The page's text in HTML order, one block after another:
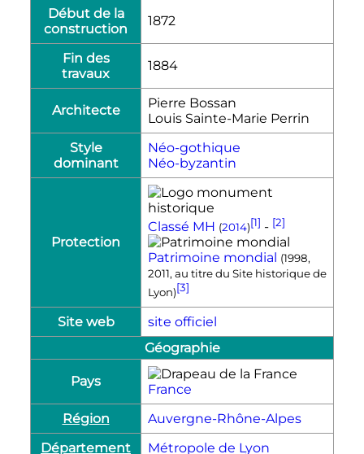
Début de la
construction
1872
Fin des
travaux
1884
Architecte
Pierre Bossan
Louis Sainte-Marie Perrin
Style
dominant
Néo-gothique
Néo-byzantin
Protection
Classé MH (2014)[1] - [2]
Patrimoine mondial (1998,
2011, au titre du Site historique de
Lyon)[3]
Site web
site officiel
Géographie
Pays
France
Région
Auvergne-Rhône-Alpes
Département
Métropole de Lyon